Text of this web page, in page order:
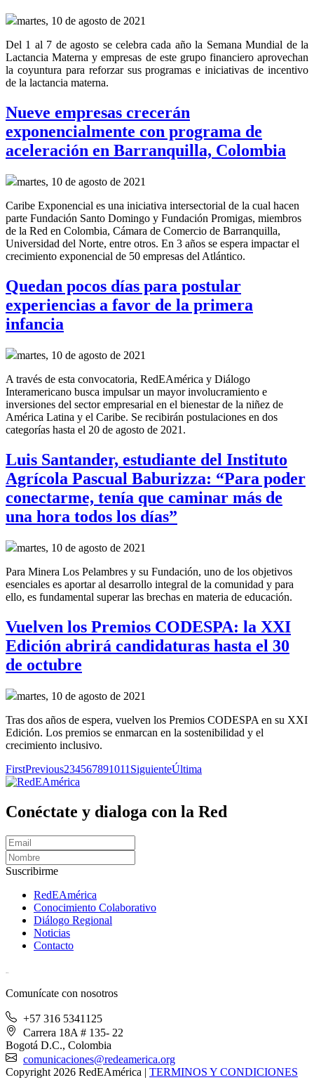
martes, 10 de agosto de 2021
Del 1 al 7 de agosto se celebra cada año la Semana Mundial de la
Lactancia Materna y empresas de este grupo financiero aprovechan
la coyuntura para reforzar sus programas e iniciativas de incentivo
de la lactancia materna.
Nueve empresas crecerán
exponencialmente con programa de
aceleración en Barranquilla, Colombia
martes, 10 de agosto de 2021
Caribe Exponencial es una iniciativa intersectorial de la cual hacen
parte Fundación Santo Domingo y Fundación Promigas, miembros
de la Red en Colombia, Cámara de Comercio de Barranquilla,
Universidad del Norte, entre otros. En 3 años se espera impactar el
crecimiento exponencial de 50 empresas del Atlántico.
Quedan pocos días para postular
experiencias a favor de la primera
infancia
martes, 10 de agosto de 2021
A través de esta convocatoria, RedEAmérica y Diálogo
Interamericano busca impulsar un mayor involucramiento e
inversiones del sector empresarial en el bienestar de la niñez de
América Latina y el Caribe. Se recibirán postulaciones en dos
categorías hasta el 20 de agosto de 2021.
Luis Santander, estudiante del Instituto
Agrícola Pascual Baburizza: “Para poder
conectarme, tenía que caminar más de
una hora todos los días”
martes, 10 de agosto de 2021
Para Minera Los Pelambres y su Fundación, uno de los objetivos
esenciales es aportar al desarrollo integral de la comunidad y para
ello, es fundamental superar las brechas en materia de educación.
Vuelven los Premios CODESPA: la XXI
Edición abrirá candidaturas hasta el 30
de octubre
martes, 10 de agosto de 2021
Tras dos años de espera, vuelven los Premios CODESPA en su XXI
Edición. Los premios se enmarcan en la sostenibilidad y el
crecimiento inclusivo.
FirstPrevious234567891011 SiguienteÚltima
Conéctate y dialoga con la Red
Suscribirme
RedEAmérica
Conocimiento Colaborativo
Diálogo Regional
Noticias
Contacto
Comunícate con nosotros
+57 316 5341125
Carrera 18A # 135- 22
Bogotá D.C., Colombia
comunicaciones@redeamerica.org
Copyright 2026 RedEAmérica | TERMINOS Y CONDICIONES